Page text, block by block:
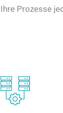
Ihre Prozesse